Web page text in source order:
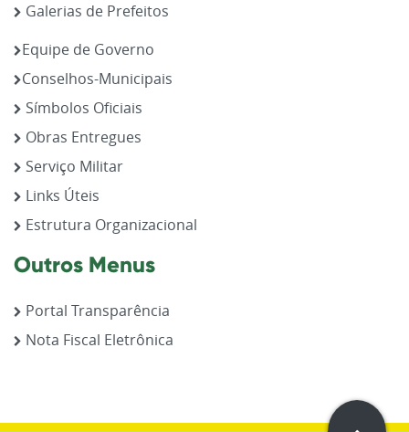
Galerias de Prefeitos
Equipe de Governo
Conselhos-Municipais
Símbolos Oficiais
Obras Entregues
Serviço Militar
Links Úteis
Estrutura Organizacional
Outros Menus
Portal Transparência
Nota Fiscal Eletrônica